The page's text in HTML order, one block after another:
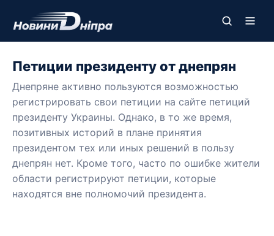
Петиции президенту от днепрян
Днепряне активно пользуются возможностью
регистрировать свои петиции на сайте петиций
президенту Украины. Однако, в то же время,
позитивных историй в плане принятия
президентом тех или иных решений в пользу
днепрян нет. Кроме того, часто по ошибке жители
области регистрируют петиции, которые
находятся вне полномочий президента.